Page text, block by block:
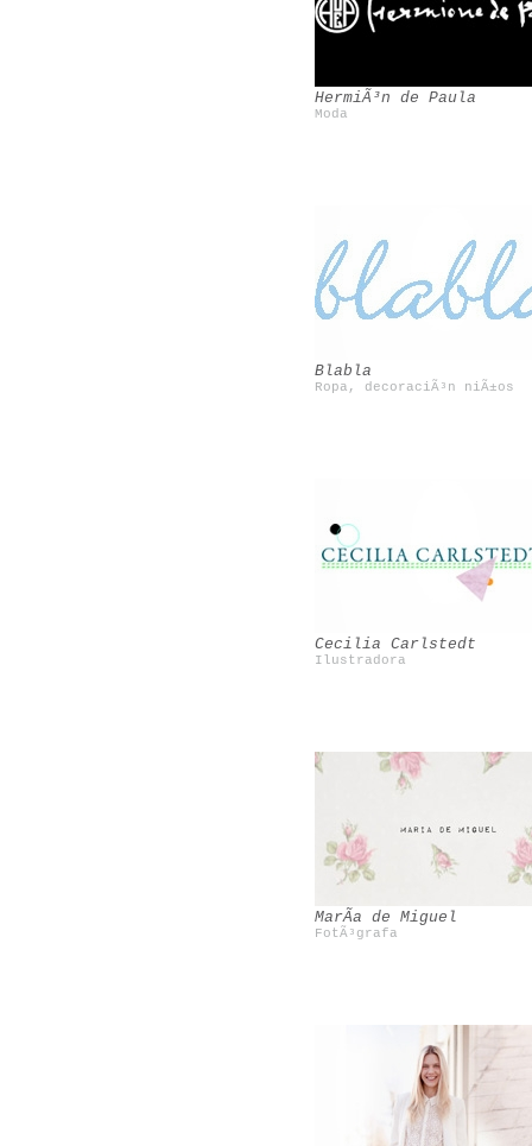
HermiÃ³n de Paula
Moda
Rosa Basurto
Blabla
Ropa, decoraciÃ³n niÃ±os
Rob Ryan
Cecilia Carlstedt
Ilustradora
Mini Rodini
MarÃ­a de Miguel
FotÃ³grafa
Sarah Perlis
Saint Justine